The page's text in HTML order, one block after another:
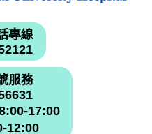
專線
服務
17:00
12:00